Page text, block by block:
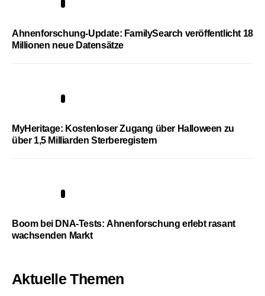
Ahnenforschung-Update: FamilySearch veröffentlicht 18
Millionen neue Datensätze
MyHeritage: Kostenloser Zugang über Halloween zu
über 1,5 Milliarden Sterberegistern
Boom bei DNA-Tests: Ahnenforschung erlebt rasant
wachsenden Markt
Aktuelle Themen